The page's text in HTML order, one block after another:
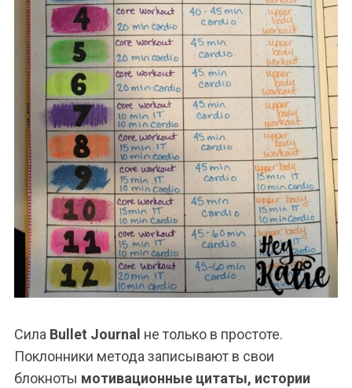
Сила Bullet Journal не только в простоте.
Поклонники метода записывают в свои
блокноты мотивационные цитаты, истории